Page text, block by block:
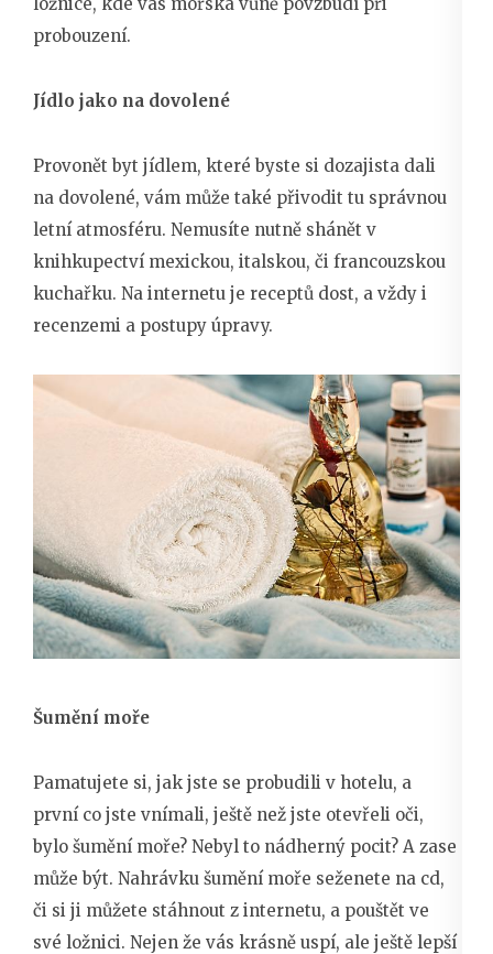
probouzení.
Jídlo jako na dovolené
Provonět byt jídlem, které byste si dozajista dali
na dovolené, vám může také přivodit tu správnou
letní atmosféru. Nemusíte nutně shánět v
knihkupectví mexickou, italskou, či francouzskou
kuchařku. Na internetu je receptů dost, a vždy i
recenzemi a postupy úpravy.
Šumění moře
Pamatujete si, jak jste se probudili v hotelu, a
první co jste vnímali, ještě než jste otevřeli oči,
bylo šumění moře? Nebyl to nádherný pocit? A zase
může být. Nahrávku šumění moře seženete na cd,
či si ji můžete stáhnout z internetu, a pouštět ve
své ložnici. Nejen že vás krásně uspí, ale ještě lepší